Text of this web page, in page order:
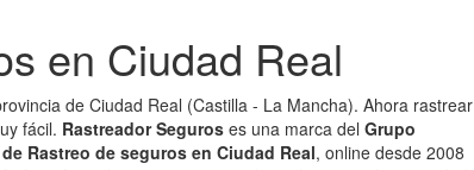
en Ciudad Real
de Ciudad Real (Castilla - La Mancha). Ahora rastrear
fácil. Rastreador Seguros es una marca del Grupo
Rastreo de seguros en Ciudad Real, online desde 2008